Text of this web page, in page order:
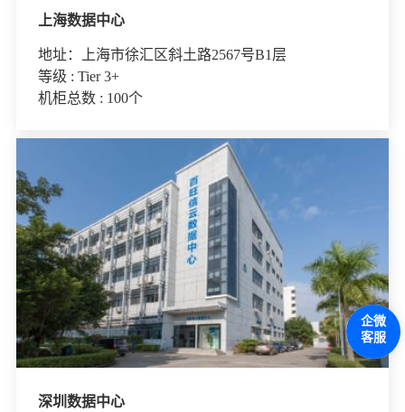
上海数据中心
地址：上海市徐汇区斜土路2567号B1层
等级 : Tier 3+
机柜总数 : 100个
深圳数据中心
企微
客服